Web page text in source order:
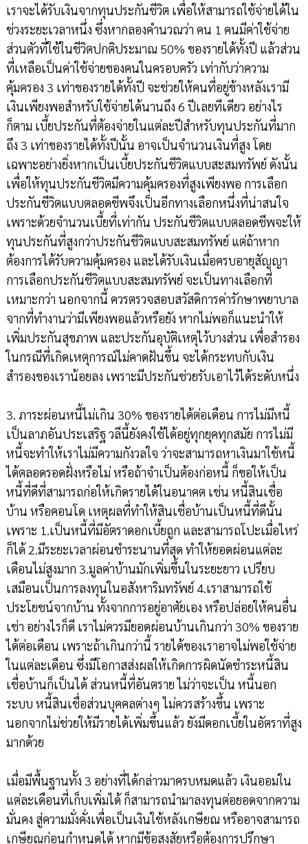
เราจะได้รับเงินจากทุนประกันชีวิต เพื่อให้สามารถใช้จ่ายได้ใน
ช่วงระยะเวลาหนึ่ง ซึ่งหากลองคำนวณว่า คน 1 คนมีค่าใช้จ่าย
ส่วนตัวที่ใช้ในชีวิตปกติประมาณ 50% ของรายได้ทั้งปี แล้วส่วน
ที่เหลือเป็นค่าใช้จ่ายของคนในครอบครัว เท่ากับว่าความ
คุ้มครอง 3 เท่าของรายได้ทั้งปี จะช่วยให้คนที่อยู่ข้างหลังเรามี
เงินเพียงพอสำหรับใช้จ่ายได้นานถึง 6 ปีเลยทีเดียว อย่างไร
ก็ตาม เบี้ยประกันที่ต้องจ่ายในแต่ละปีสำหรับทุนประกันที่มาก
ถึง 3 เท่าของรายได้ทั้งปีนั้น อาจเป็นจำนวนเงินที่สูง โดย
เฉพาะอย่างยิ่งหากเป็นเบี้ยประกันชีวิตแบบสะสมทรัพย์ ดังนั้น
เพื่อให้ทุนประกันชีวิตมีความคุ้มครองที่สูงเพียงพอ การเลือก
ประกันชีวิตแบบตลอดชีพจึงเป็นอีกทางเลือกหนึ่งที่น่าสนใจ
เพราะด้วยจำนวนเบี้ยที่เท่ากัน ประกันชีวิตแบบตลอดชีพจะให้
ทุนประกันที่สูงกว่าประกันชีวิตแบบสะสมทรัพย์ แต่ถ้าหาก
ต้องการได้รับความคุ้มครอง และได้รับเงินเมื่อครบอายุสัญญา
การเลือกประกันชีวิตแบบสะสมทรัพย์ จะเป็นทางเลือกที่
เหมาะกว่า นอกจากนี้ ควรตรวจสอบสวัสดิการค่ารักษาพยาบาล
จากที่ทำงานว่ามีเพียงพอแล้วหรือยัง หากไม่พอก็แนะนำให้
เพิ่มประกันสุขภาพ และประกันอุบัติเหตุไว้บางส่วน เพื่อสำรอง
ในกรณีที่เกิดเหตุการณ์ไม่คาดฝันขึ้น จะได้กระทบกับเงิน
สำรองของเราน้อยลง เพราะมีประกันช่วยรับเอาไว้ได้ระดับหนึ่ง
3. ภาระผ่อนหนี้ไม่เกิน 30% ของรายได้ต่อเดือน การไม่มีหนี้
เป็นลาภอันประเสริฐ วลีนี้ยังคงใช้ได้อยู่ทุกยุคทุกสมัย การไม่มี
หนี้จะทำให้เราไม่มีความกังวลใจ ว่าจะสามารถหาเงินมาใช้หนี้
ได้ตลอดรอดฝั่งหรือไม่ หรือถ้าจำเป็นต้องก่อหนี้ ก็ขอให้เป็น
หนี้ที่ดีที่สามารถก่อให้เกิดรายได้ในอนาคต เช่น หนี้สินเชื่อ
บ้าน หรือคอนโด เหตุผลที่ทำให้สินเชื่อบ้านเป็นหนี้ที่ดีนั้น
เพราะ 1.เป็นหนี้ที่มีอัตราดอกเบี้ยถูก และสามารถโปะเมื่อไหร่
ก็ได้ 2.มีระยะเวลาผ่อนชำระนานที่สุด ทำให้ยอดผ่อนแต่ละ
เดือนไม่สูงมาก 3.มูลค่าบ้านมักเพิ่มขึ้นในระยะยาว เปรียบ
เสมือนเป็นการลงทุนในอสังหาริมทรัพย์ 4.เราสามารถใช้
ประโยชน์จากบ้าน ทั้งจากการอยู่อาศัยเอง หรือปล่อยให้คนอื่น
เช่า อย่างไรก็ดี เราไม่ควรมียอดผ่อนบ้านเกินกว่า 30% ของราย
ได้ต่อเดือน เพราะถ้าเกินกว่านี้ รายได้ของเราอาจไม่พอใช้จ่าย
ในแต่ละเดือน ซึ่งมีโอกาสส่งผลให้เกิดการผิดนัดชำระหนี้สิน
เชื่อบ้านก็เป็นได้ ส่วนหนี้ที่อันตราย ไม่ว่าจะเป็น หนี้นอก
ระบบ หนี้สินเชื่อส่วนบุคคลต่างๆ ไม่ควรสร้างขึ้น เพราะ
นอกจากไม่ช่วยให้มีรายได้เพิ่มขึ้นแล้ว ยังมีดอกเบี้ยในอัตราที่สูง
มากด้วย
เมื่อมีพื้นฐานทั้ง 3 อย่างที่ได้กล่าวมาครบหมดแล้ว เงินออมใน
แต่ละเดือนที่เก็บเพิ่มได้ ก็สามารถนำมาลงทุนต่อยอดจากความ
มั่นคง สู่ความมั่งคั่งเพื่อเป็นเงินใช้หลังเกษียณ หรืออาจสามารถ
เกษียณก่อนกำหนดได้ หากมีข้อสงสัยหรือต้องการปรึกษา